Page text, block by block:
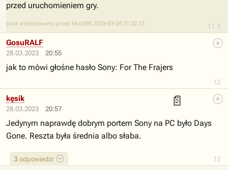
11.3
przed uruchomieniem gry.
post wyedytowany przez MisQ95 2023-03-28 21:32:13
28.03.2023 20:55
12
GosuRALF
jak to mówi głośne hasło Sony: For The Frajers
28.03.2023 20:57
📄
13
3 odpowiedzi
kęsik
Jedynym naprawdę dobrym portem Sony na PC było Days
Gone. Reszta była średnia albo słaba.